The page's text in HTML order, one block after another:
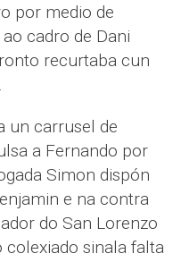
por medio de
cadro de Dani
recurtaba cun
un carrusel de
a Fernando por
Simon dispón
e na contra
do San Lorenzo
colexiado sinala falta